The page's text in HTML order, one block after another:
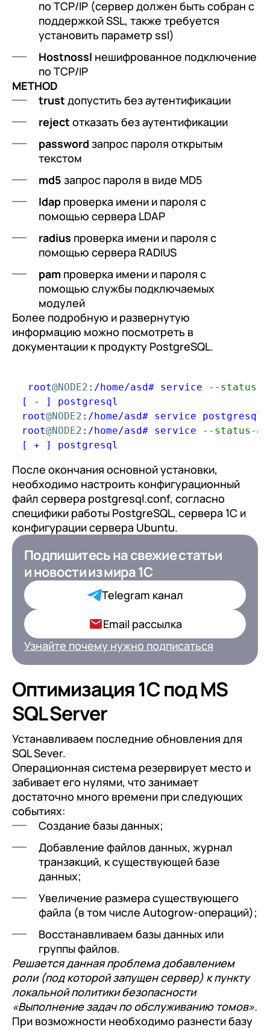
по TCP/IP (сервер должен быть собран с
поддержкой SSL, также требуется
установить параметр ssl)
Hostnossl нешифрованное подключение
по TCP/IP
METHOD
trust допустить без аутентификации
reject отказать без аутентификации
password запрос пароля открытым
текстом
md5 запрос пароля в виде MD5
ldap проверка имени и пароля с
помощью сервера LDAP
radius проверка имени и пароля с
помощью сервера RADIUS
pam проверка имени и пароля с
помощью службы подключаемых
модулей
Более подробную и развернутую
информацию можно посмотреть в
документации к продукту PostgreSQL.
root@NODE2 : / home/asd# service --status-
[ -
] postgresql
root@NODE2 : / home/asd# service postgresql
root@NODE2 : / home/asd# service --status-
[ +
После окончания основной установки,
необходимо настроить конфигурационный
файл сервера postgresql.conf, согласно
специфики работы PostgreSQL, сервера 1С и
конфигурации сервера Ubuntu.
Подпишитесь на свежие статьи
и новостииз мира 1С
Telegram канал
Email рассылка
Узнайте почему нужно подписаться
Подпишитесь на свежие статьи
и новостииз мира 1С для ИТ-
Директоров
Подписаться
данных
Оптимизация 1С под MS
SQL Server
Устанавливаем последние обновления для
SQL Sever.
Операционная система резервирует место и
забивает его нулями, что занимает
достаточно много времени при следующих
событиях:
Создание базы данных;
Добавление файлов данных, журнал
транзакций, к существующей базе
данных;
Увеличение размера существующего
файла (в том числе Autogrow-операций);
Восстанавливаем базы данных или
группы файлов.
Решается данная проблема добавлением
роли (под которой запущен сервер) к пункту
локальной политики безопасности
«Выполнение задач по обслуживанию томов».
При возможности необходимо разнести базу
+7 Номер телефона
Отправить
данныхв соответствии с
Политикой
Конфиденциальности
+7 Номер телефона
Отправить
Я даю согласие на обработкуПерсональных
данныхв соответствии сПолитикой
Конфиденциальности
+7 Номер телефона
Отправить
Я даю согласие на обработку Персональных
данныхв соответствии сПолитикой
Конфиденциальности
Перейти в корзину
Продолжить покупки